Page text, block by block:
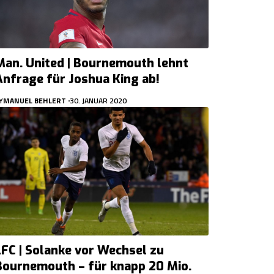
United | Bournemouth lehnt
für Joshua King ab!
MANUEL BEHLERT 30. JANUAR 2020
| Solanke vor Wechsel zu
– für knapp 20 Mio.